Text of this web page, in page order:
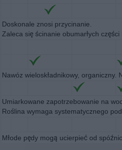
Doskonale znosi przycinanie.
Zaleca się ścinanie obumarłych
Nawóz wieloskładnikowy, organiczny.
Umiarkowane zapotrzebowanie na
Roślina wymaga systematycznego
Młode pędy mogą ucierpieć od